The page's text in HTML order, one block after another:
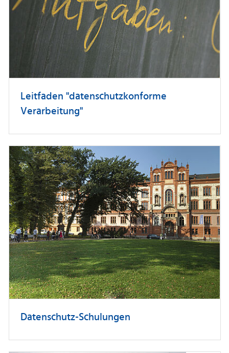
Leitfaden "datenschutzkonforme
Verarbeitung"
Datenschutz-Schulungen